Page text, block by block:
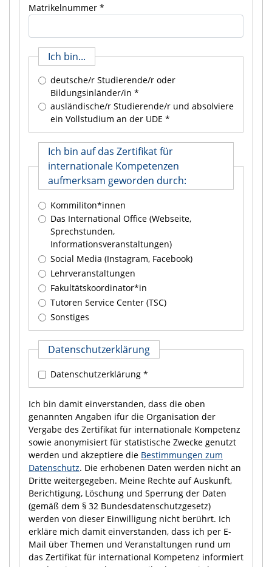
Matrikelnummer
Ich bin...
deutsche/r Studierende/r oder
Bildungsinländer/in
ausländische/r Studierende/r und absolviere
ein Vollstudium an der UDE
Ich bin auf das Zertifikat für
internationale Kompetenzen
aufmerksam geworden durch:
Kommiliton*innen
Das International Office (Webseite,
Sprechstunden,
Informationsveranstaltungen)
Social Media (Instagram, Facebook)
Lehrveranstaltungen
Fakultätskoordinator*in
Tutoren Service Center (TSC)
Sonstiges
Datenschutzerklärung
Datenschutzerklärung *
Ich bin damit einverstanden, dass die oben
genannten Angaben ifür die Organisation der
Vergabe des Zertifikat für internationale Kompetenz
sowie anonymisiert für statistische Zwecke genutzt
werden und akzeptiere die Bestimmungen zum
Datenschutz. Die erhobenen Daten werden nicht an
Dritte weitergegeben. Meine Rechte auf Auskunft,
Berichtigung, Löschung und Sperrung der Daten
(gemäß dem § 32 Bundesdatenschutzgesetz)
werden von dieser Einwilligung nicht berührt. Ich
erkläre mich damit einverstanden, dass ich per E-
Mail über Themen und Veranstaltungen rund um
das Zertifikat für international Kompetenz informiert